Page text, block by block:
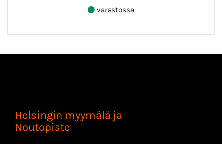
varastossa
Helsingin myymälä ja
Noutopiste